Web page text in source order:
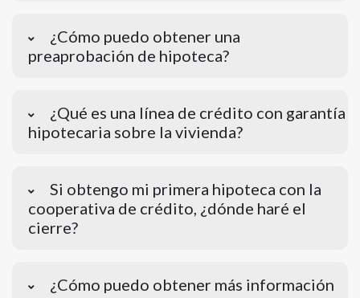
¿Cómo puedo obtener una
preaprobación de hipoteca?
¿Qué es una línea de crédito con garantía
hipotecaria sobre la vivienda?
Si obtengo mi primera hipoteca con la
cooperativa de crédito, ¿dónde haré el
cierre?
¿Cómo puedo obtener más información